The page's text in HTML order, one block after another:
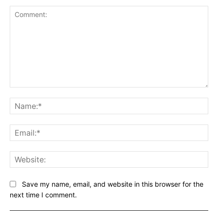
Save my name, email, and website in this browser for the
next time I comment.